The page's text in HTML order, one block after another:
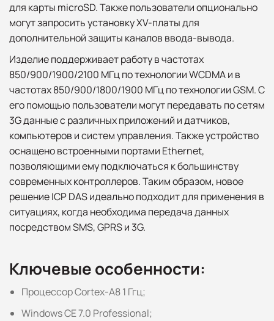
для карты microSD. Также пользователи опционально
могут запросить установку XV-платы для
дополнительной защиты каналов ввода-вывода.
Изделие поддерживает работу в частотах
850/900/1900/2100 МГц по технологии WCDMA и в
частотах 850/900/1800/1900 МГц по технологии GSM. С
его помощью пользователи могут передавать по сетям
3G данные с различных приложений и датчиков,
компьютеров и систем управления. Также устройство
оснащено встроенными портами Ethernet,
позволяющими ему подключаться к большинству
современных контроллеров. Таким образом, новое
решение ICP DAS идеально подходит для применения в
ситуациях, когда необходима передача данных
посредством SMS, GPRS и 3G.
Ключевые особенности:
Процессор Cortex-A8 1 Ггц;
Windows CE 7.0 Professional;